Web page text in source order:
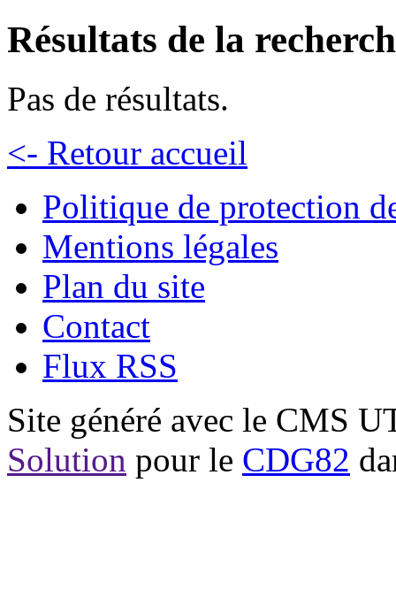
Résultats de la
Pas de résultats.
<- Retour accueil
Politique de protection
Mentions légales
Plan du site
Contact
Flux RSS
Site généré avec le CMS
Solution pour le CDG82